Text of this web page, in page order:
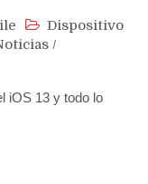
Dispositivo
/
iOS 13 y todo lo